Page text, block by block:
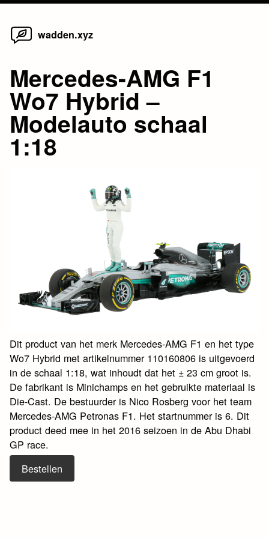
Skip
wadden.xyz
Mercedes-AMG F1
Wo7 Hybrid –
Modelauto schaal
1:18
Dit product van het merk Mercedes-AMG F1 en het type
Wo7 Hybrid met artikelnummer 110160806 is uitgevoerd
in de schaal 1:18, wat inhoudt dat het ± 23 cm groot is.
De fabrikant is Minichamps en het gebruikte materiaal is
Die-Cast. De bestuurder is Nico Rosberg voor het team
Mercedes-AMG Petronas F1. Het startnummer is 6. Dit
product deed mee in het 2016 seizoen in de Abu Dhabi
GP race.
Bestellen